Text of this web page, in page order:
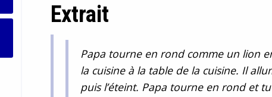
Extrait
Papa tourne en rond comme un lion
la cuisine à la table de la cuisine. Il
puis l’éteint. Papa tourne en rond et